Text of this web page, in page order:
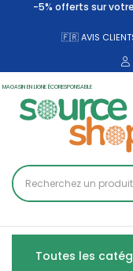
-5% offerts sur
🇫🇷 AVIS CLIENTS
MAGASIN EN LIGNE ÉCORESPONSABLE
Toutes les